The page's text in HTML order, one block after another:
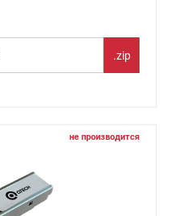
.zip
не производится